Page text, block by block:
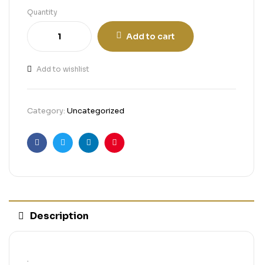
Quantity
Add to cart
Add to wishlist
Category: Uncategorized
FacebookTwitterLinkedinPinterest
Description
.